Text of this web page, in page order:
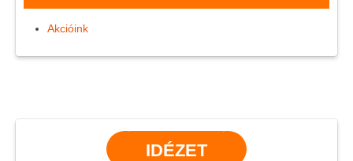
Akcióink
IDÉZET